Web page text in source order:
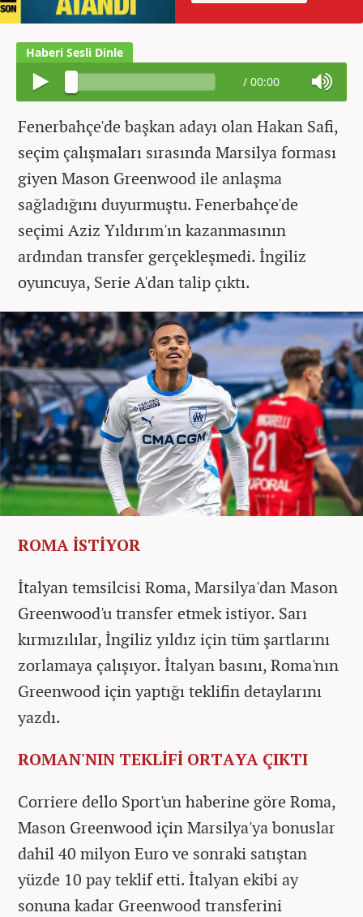
/ 00:00
Fenerbahçe'de başkan adayı olan Hakan Safi,
seçim çalışmaları sırasında Marsilya forması
giyen Mason Greenwood ile anlaşma
sağladığını duyurmuştu. Fenerbahçe'de
seçimi Aziz Yıldırım'ın kazanmasının
ardından transfer gerçekleşmedi. İngiliz
oyuncuya, Serie A'dan talip çıktı.
ROMA İSTİYOR
İtalyan temsilcisi Roma, Marsilya'dan Mason
Greenwood'u transfer etmek istiyor. Sarı
kırmızılılar, İngiliz yıldız için tüm şartlarını
zorlamaya çalışıyor. İtalyan basını, Roma'nın
Greenwood için yaptığı teklifin detaylarını
yazdı.
ROMAN'NIN TEKLİFİ ORTAYA ÇIKTI
Corriere dello Sport'un haberine göre Roma,
Mason Greenwood için Marsilya'ya bonuslar
dahil 40 milyon Euro ve sonraki satıştan
yüzde 10 pay teklif etti. İtalyan ekibi ay
sonuna kadar Greenwood transferini